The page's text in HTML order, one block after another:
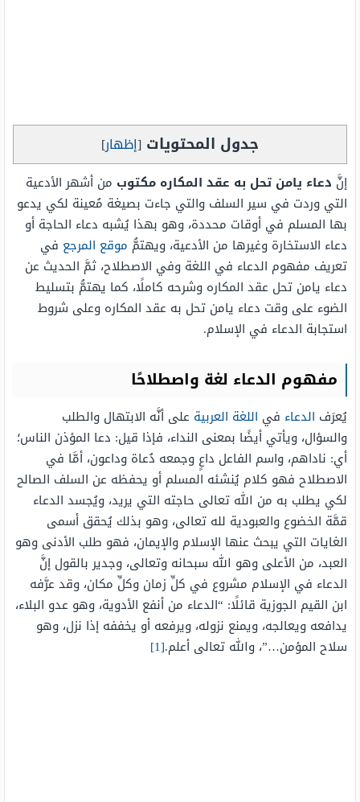
جدول المحتويات [إظهار]
إنَّ دعاء يامن تحل به عقد المكاره مكتوب من أشهر الأدعية
التي وردت في سير السلف والتي جاءت بصيغة مُعينة لكي يدعو
بها المسلم في أوقات محددة، وهو بهذا يُشبه دعاء الحاجة أو
دعاء الاستخارة وغيرها من الأدعية، ويهتمُّ موقع المرجع في
تعريف مفهوم الدعاء في اللغة وفي الاصطلاح، ثمَّ الحديث عن
دعاء يامن تحل عقد المكاره وشرحه كاملًا، كما يهتمُّ بتسليط
الضوء على وقت دعاء يامن تحل به عقد المكاره وعلى شروط
استجابة الدعاء في الإسلام.
مفهوم الدعاء لغة واصطلاحًا
يُعرَف الدعاء في اللغة العربية على أنَّه الابتهال والطلب
والسؤال، ويأتي أيضًا بمعنى النداء، فإذا قيل: دعا المؤذن الناس؛
أي: ناداهم، واسم الفاعل داعٍ وجمعه دُعاة وداعون، أمَّا في
الاصطلاح فهو كلام يُنشئه المسلم أو يحفظه عن السلف الصالح
لكي يطلب به من الله تعالى حاجته التي يريد، ويُجسد الدعاء
قمَّة الخضوع والعبودية لله تعالى، وهو بذلك يُحقق أسمى
الغايات التي يبحث عنها الإسلام والإيمان، فهو طلب الأدنى وهو
العبد، من الأعلى وهو الله سبحانه وتعالى، وجدير بالقول إنَّ
الدعاء في الإسلام مشروع في كلِّ زمان وكلِّ مكان، وقد عرَّفه
ابن القيم الجوزية قائلًا: “الدعاء من أنفع الأدوية، وهو عدو البلاء،
يدافعه ويعالجه، ويمنع نزوله، ويرفعه أو يخففه إذا نزل، وهو
سلاح المؤمن…”، والله تعالى أعلم.[1]